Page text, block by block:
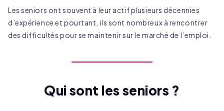
Les seniors ont souvent à leur actif plusieurs décennies
d’expérience et pourtant, ils sont nombreux à rencontrer
des difficultés pour se maintenir sur le marché de l’emploi.
Qui sont les seniors ?